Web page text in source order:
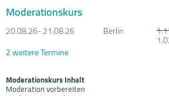
Moderationskurs
20.08.26- 21.08.26 Berlin
2 weitere Termine
Moderationskurs Inhalt
Moderation vorbereiten